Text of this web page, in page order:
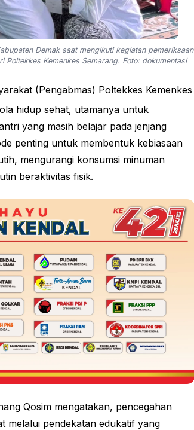
Demak saat mengikuti kegiatan pemeriksaan
Kemenkes Semarang. Foto: dokumentasi
(Pengabmas) Poltekkes Kemenkes
hidup sehat, utamanya untuk
yang masih belajar pada jenjang
penting untuk membentuk kebiasaan
mengurangi konsumsi minuman
beraktivitas fisik.
Qosim mengatakan, pencegahan
melalui pendekatan edukatif yang